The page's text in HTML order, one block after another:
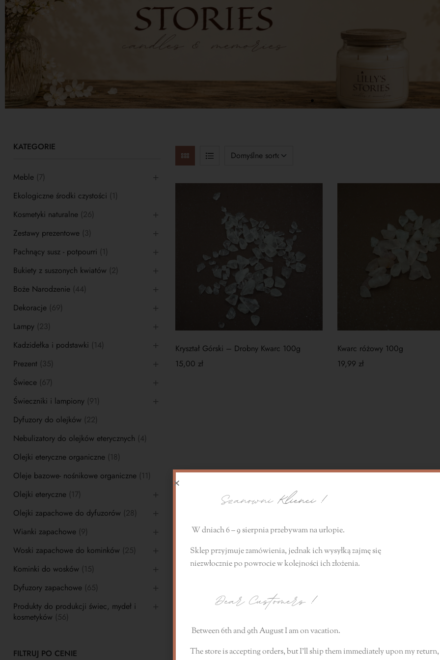
Kryształ Górski – Drobny Kwarc 100g
15,00 zł
Kwarc różowy 100g
19,99 zł
KATEGORIE
Meble (7)
Ekologiczne środki czystości (1)
Kosmetyki naturalne (26)
Zestawy prezentowe (3)
Pachnący susz - potpourri (1)
Bukiety z suszonych kwiatów (2)
Boże Narodzenie (44)
Dekoracje (69)
Lampy (23)
Kadzidełka i podstawki (14)
Prezent (35)
Świece (67)
Świeczniki i lampiony (91)
Dyfuzory do olejków (22)
Nebulizatory do olejków eterycznych (4)
Olejki eteryczne organiczne (18)
Oleje bazowe- nośnikowe organiczne (11)
Olejki eteryczne (17)
Olejki zapachowe do dyfuzorów (28)
Wianki zapachowe (9)
Woski zapachowe do kominków (25)
Kominki do wosków (15)
Dyfuzory zapachowe (65)
Produkty do produkcji świec, mydeł i
kosmetyków (56)
FILTRUJ PO CENIE
SzanowniKlienci !
W dniach 6 – 9 sierpnia przebywam na urlopie.
Sklep przyjmuje zamówienia, jednak ich wysyłką zajmę się
niezwłoczniepo powrociew kolejności ich złożenia.
Dear Customers!
Between 6th and 9th August I am on vacation.
The store is accepting orders, but I’ll ship them immediately upon my